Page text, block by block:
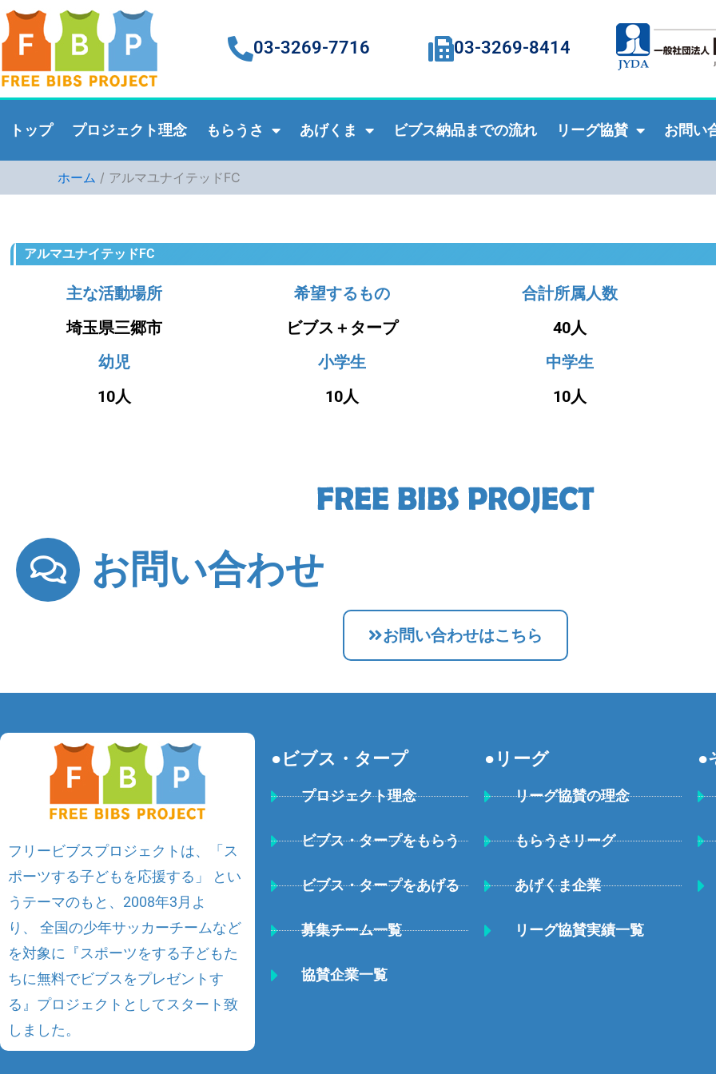
内
容
ス
03-3269-7716 03-3269-8414
トップ プロジェクト理念 もらうさ あげくま ビブス納品までの流れ リーグ協賛 お問い
ホーム アルマユナイテッドFC
アルマユナイテッドFC
主な活動場所
埼玉県三郷市
希望するもの
ビブス＋タープ
合計所属人数
40人
幼児
10人
小学生
10人
中学生
10人
お問い合わせ
お問い合わせはこちら
フリービブスプロジェクトは、
「ス
ポーツする子どもを応援する」
とい
うテーマのもと、2008年3月よ
り、 全国の少年サッカーチームなど
を対象に『スポーツをする子どもた
ちに無料でビブスをプレゼントす
る』プロジェクトとしてスタート致
しました。
●ビブス・タープ
プロジェクト理念
ビブス・タープをもらう
ビブス・タープをあげる
募集チーム一覧
協賛企業一覧
●リーグ
リーグ協賛の理念
もらうさリーグ
あげくま企業
リーグ協賛実績一覧
●